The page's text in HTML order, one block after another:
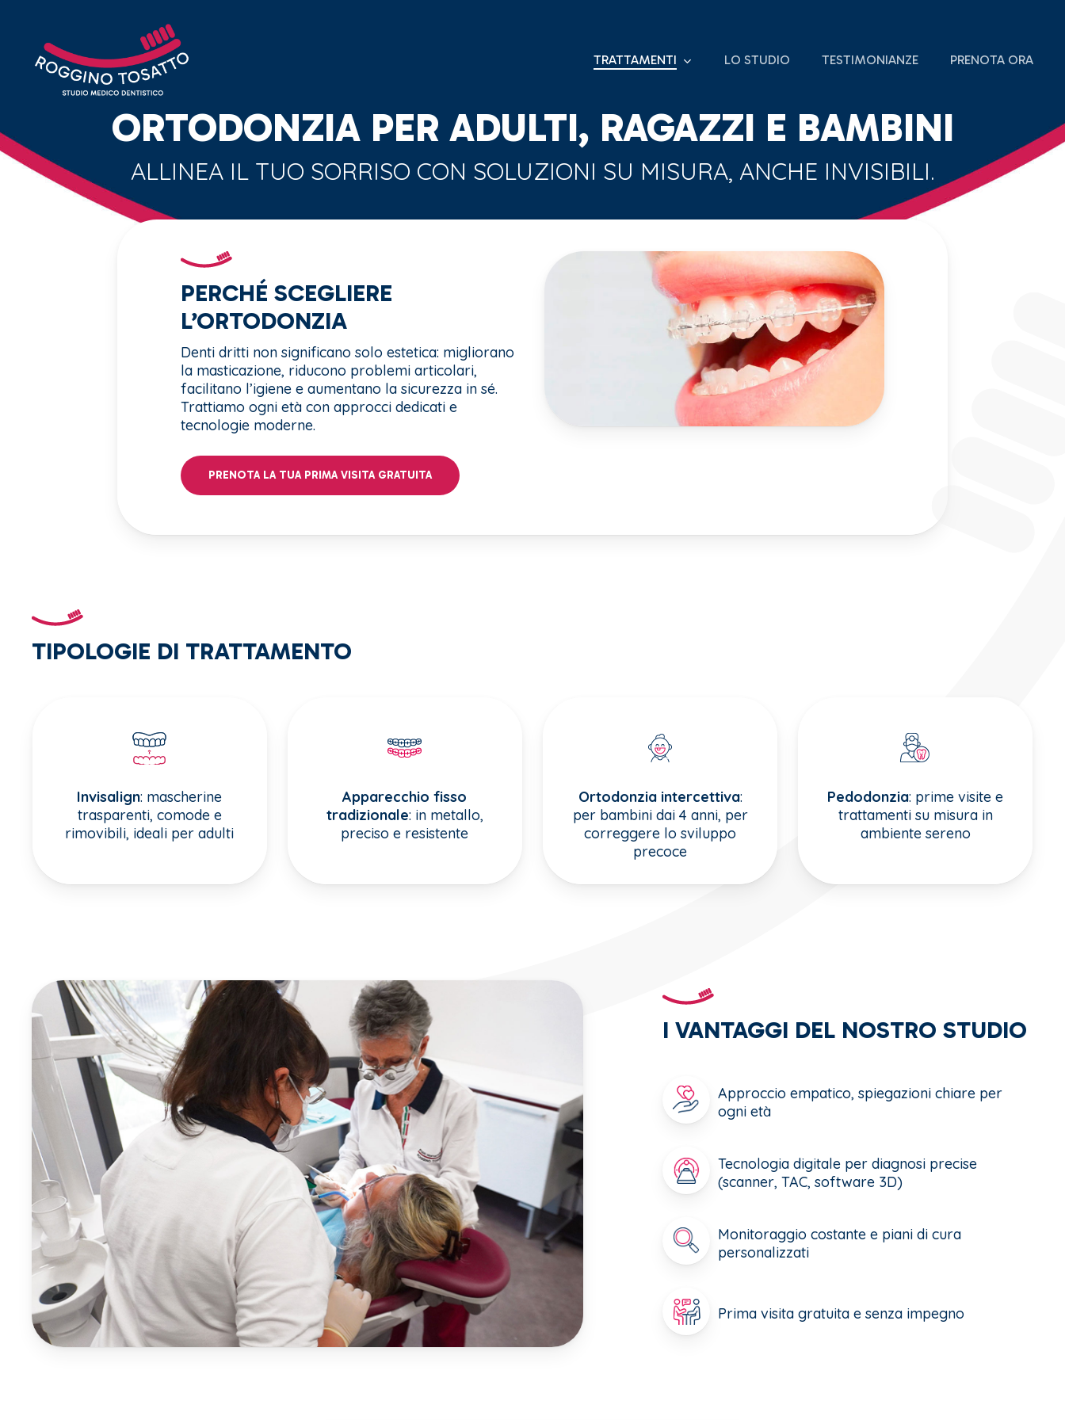
content
TRATTAMENTI LO STUDIO TESTIMONIANZE PRENOTA ORA
ORTODONZIA PER ADULTI, RAGAZZI E BAMBINI
ALLINEA IL TUO SORRISO CON SOLUZIONI SU MISURA, ANCHE INVISIBILI.
PERCHÉ SCEGLIERE
L’ORTODONZIA
Denti dritti non significano solo estetica: migliorano
la masticazione, riducono problemi articolari,
facilitano l’igiene e aumentano la sicurezza in sé.
Trattiamo ogni età con approcci dedicati e
tecnologie moderne.
PRENOTA LA TUA PRIMA VISITA GRATUITA
TIPOLOGIE DI TRATTAMENTO
Invisalign: mascherine
trasparenti, comode e
rimovibili, ideali per adulti
Apparecchio fisso
tradizionale: in metallo,
preciso e resistente
Ortodonzia intercettiva:
per bambini dai 4 anni, per
correggere lo sviluppo
precoce
Pedodonzia: prime visite e
trattamenti su misura in
ambiente sereno
I VANTAGGI DEL NOSTRO STUDIO
Approccio empatico, spiegazioni chiare per
ogni età
Tecnologia digitale per diagnosi precise
(scanner, TAC, software 3D)
Monitoraggio costante e piani di cura
personalizzati
Prima visita gratuita e senza impegno